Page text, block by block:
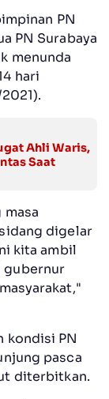
PN
PN Surabaya
menunda
hari
Ahli Waris,
Saat
digelar
kita ambil
gubernur
kondisi PN
pasca
diterbitkan.